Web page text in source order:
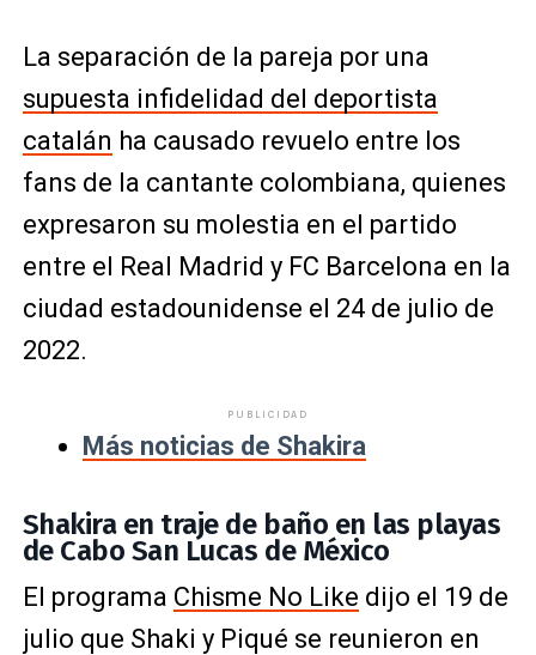
La separación de la pareja por una
supuesta infidelidad del deportista
catalán ha causado revuelo entre los
fans de la cantante colombiana, quienes
expresaron su molestia en el partido
entre el Real Madrid y FC Barcelona en la
ciudad estadounidense el 24 de julio de
2022.
PUBLICIDAD
Más noticias de Shakira
Shakira en traje de baño en las playas
de Cabo San Lucas de México
El programa Chisme No Like dijo el 19 de
julio que Shaki y Piqué se reunieron en